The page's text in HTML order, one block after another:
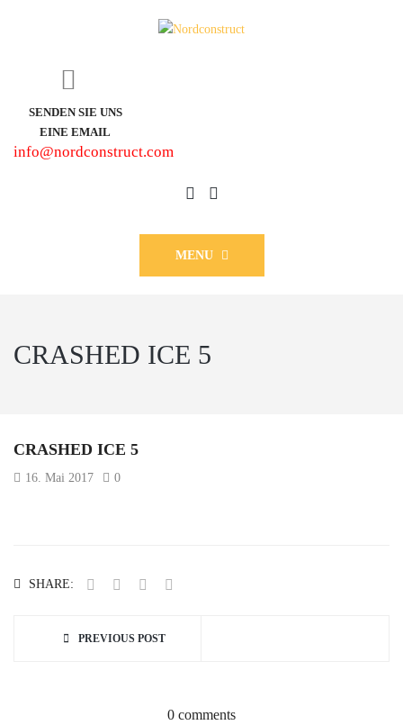
SENDEN SIE UNS
EINE EMAIL
info@nordconstruct.com
MENU
CRASHED ICE 5
CRASHED ICE 5
16. Mai 2017 0
SHARE:
PREVIOUS POST
0 comments